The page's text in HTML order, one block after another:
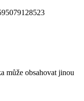
obsahovat jinou